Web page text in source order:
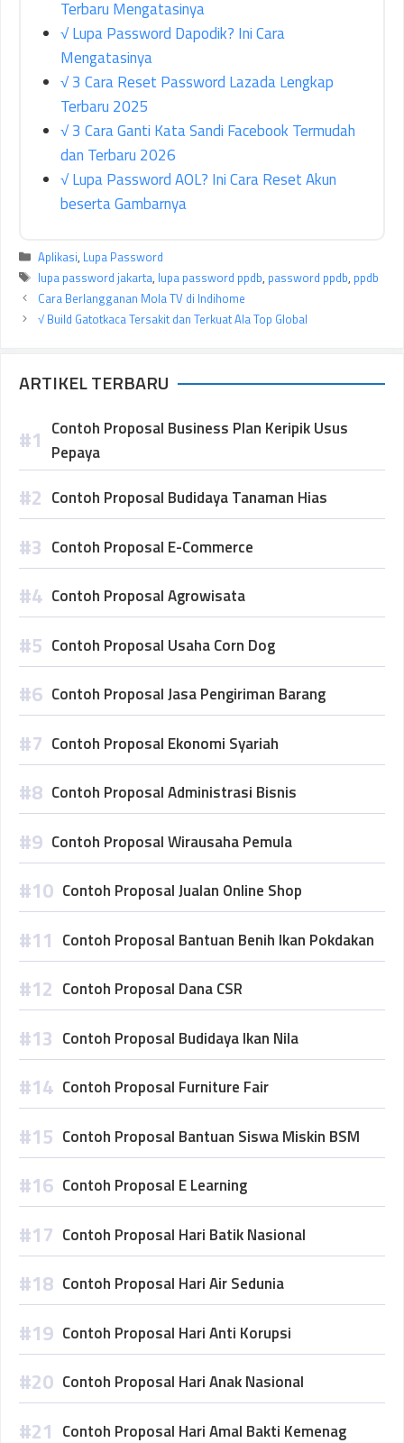
Terbaru Mengatasinya
√ Lupa Password Dapodik? Ini Cara
Mengatasinya
√ 3 Cara Reset Password Lazada Lengkap
Terbaru 2025
√ 3 Cara Ganti Kata Sandi Facebook Termudah
dan Terbaru 2026
√ Lupa Password AOL? Ini Cara Reset Akun
beserta Gambarnya
Kategori
Aplikasi, Lupa Password
Tag
lupa password jakarta, lupa password ppdb, password ppdb, ppdb
Cara Berlangganan Mola TV di Indihome
√ Build Gatotkaca Tersakit dan Terkuat Ala Top Global
ARTIKEL TERBARU
Contoh Proposal Business Plan Keripik Usus
Pepaya
Contoh Proposal Budidaya Tanaman Hias
Contoh Proposal E-Commerce
Contoh Proposal Agrowisata
Contoh Proposal Usaha Corn Dog
Contoh Proposal Jasa Pengiriman Barang
Contoh Proposal Ekonomi Syariah
Contoh Proposal Administrasi Bisnis
Contoh Proposal Wirausaha Pemula
Contoh Proposal Jualan Online Shop
Contoh Proposal Bantuan Benih Ikan Pokdakan
Contoh Proposal Dana CSR
Contoh Proposal Budidaya Ikan Nila
Contoh Proposal Furniture Fair
Contoh Proposal Bantuan Siswa Miskin BSM
Contoh Proposal E Learning
Contoh Proposal Hari Batik Nasional
Contoh Proposal Hari Air Sedunia
Contoh Proposal Hari Anti Korupsi
Contoh Proposal Hari Anak Nasional
Contoh Proposal Hari Amal Bakti Kemenag